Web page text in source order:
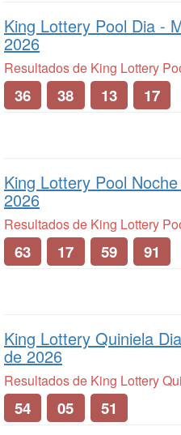
King Lottery Pool Dia -
2026
Resultados de King Lottery
36 38 13 17
King Lottery Pool
2026
Resultados de King Lottery
63 17 59 91
King Lottery Quiniela
de 2026
Resultados de King Lottery
54 05 51